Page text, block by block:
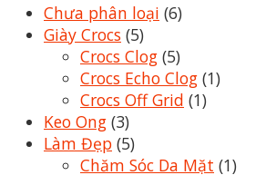
Chưa phân loại (6)
Giày Crocs (5)
Crocs Clog (5)
Crocs Echo Clog (1)
Crocs Off Grid (1)
Keo Ong (3)
Làm Đẹp (5)
Chăm Sóc Da Mặt (1)